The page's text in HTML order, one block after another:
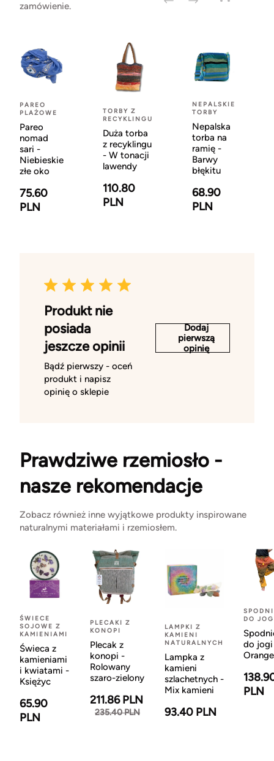
zamówienie.
PAREO
PLAŻOWE
Pareo
nomad
sari -
Niebieskie
złe oko
75.60
PLN
TORBY Z
RECYKLINGU
Duża torba
z recyklingu
- W tonacji
lawendy
110.80
PLN
NEPALSKIE
TORBY
Nepalska
torba na
ramię -
Barwy
błękitu
68.90
PLN
Produkt nie
posiada
jeszcze opinii
Bądź pierwszy - oceń
produkt i napisz
opinię o sklepie
Dodaj
pierwszą
opinię
Prawdziwe rzemiosło -
nasze rekomendacje
Zobacz również inne wyjątkowe produkty inspirowane
naturalnymi materiałami i rzemiosłem.
ŚWIECE
SOJOWE Z
KAMIENIAMI
Świeca z
kamieniami
i kwiatami -
Księżyc
65.90
PLN
PLECAKI Z
KONOPI
Plecak z
konopi -
Rolowany
szaro-zielony
211.86 PLN
235.40 PLN
LAMPKI Z
KAMIENI
NATURALNYCH
Lampka z
kamieni
szlachetnych -
Mix kamieni
93.40 PLN
DO
do
Orange
PLN